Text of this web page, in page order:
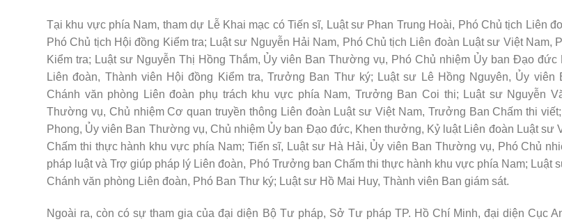
Tại khu vực phía Nam, tham dự Lễ Khai mạc có Tiến sĩ, Luật sư Phan Trung Hoài, Phó Chủ tịch Liên
Phó Chủ tịch Hội đồng Kiểm tra; Luật sư Nguyễn Hải Nam, Phó Chủ tịch Liên đoàn Luật sư Việt Nam,
Kiểm tra; Luật sư Nguyễn Thị Hồng Thắm, Ủy viên Ban Thường vụ, Phó Chủ nhiệm Ủy ban Đạo
Liên đoàn, Thành viên Hội đồng Kiểm tra, Trưởng Ban Thư ký; Luật sư Lê Hồng Nguyên, Ủy viên
Chánh văn phòng Liên đoàn phụ trách khu vực phía Nam, Trưởng Ban Coi thi; Luật sư Nguyễn
Thường vụ, Chủ nhiệm Cơ quan truyền thông Liên đoàn Luật sư Việt Nam, Trưởng Ban Chấm thi
Phong, Ủy viên Ban Thường vụ, Chủ nhiệm Ủy ban Đạo đức, Khen thưởng, Kỷ luật Liên đoàn Luật sư
Chấm thi thực hành khu vực phía Nam; Tiến sĩ, Luật sư Hà Hải, Ủy viên Ban Thường vụ, Phó Chủ
pháp luật và Trợ giúp pháp lý Liên đoàn, Phó Trưởng ban Chấm thi thực hành khu vực phía Nam; Luật
Chánh văn phòng Liên đoàn, Phó Ban Thư ký; Luật sư Hồ Mai Huy, Thành viên Ban giám sát.
Ngoài ra, còn có sự tham gia của đại diện Bộ Tư pháp, Sở Tư pháp TP. Hồ Chí Minh, đại diện Cục